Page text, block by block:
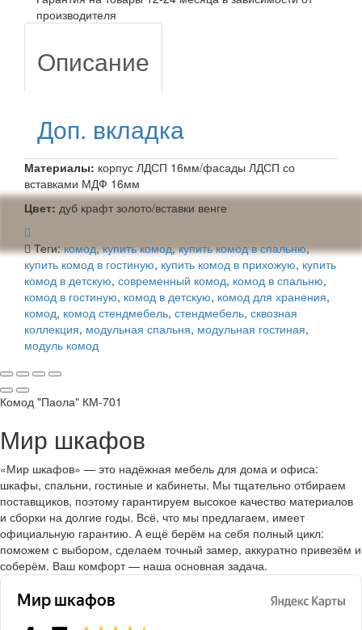
производителя
Описание
Доп. вкладка
Материалы: корпус ЛДСП 16мм/фасады ЛДСП со
вставками МДФ 16мм
Цвет: дуб крафт золото/вставки венге
Теги:комод,купить комод,купить комод в спальню,
купить комод в гостиную, купить комод в прихожую, купить
комод в детскую, современный комод, комод в спальню,
комод в гостиную, комод в детскую, комод для хранения,
комод, комод стендмебель, стендмебель, сквозная
коллекция, модульная спальня, модульная гостиная,
модуль комод
Комод "Паола" КМ-701
Мир шкафов
«Мир шкафов» — это надёжная мебель для дома и офиса:
шкафы, спальни, гостиные и кабинеты. Мы тщательно отбираем
поставщиков, поэтому гарантируем высокое качество материалов
и сборки на долгие годы. Всё, что мы предлагаем, имеет
официальную гарантию. А ещё берём на себя полный цикл:
поможем с выбором, сделаем точный замер, аккуратно привезём и
соберём. Ваш комфорт — наша основная задача.